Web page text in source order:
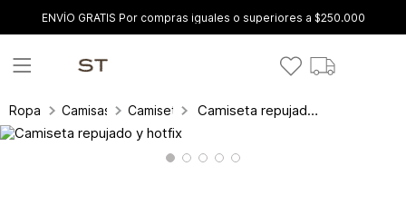
ENVÍO GRATIS Por compras iguales o superiores a $250.000
Ropa Camisas y blusas
Camisetas Camiseta repujado y hotfix